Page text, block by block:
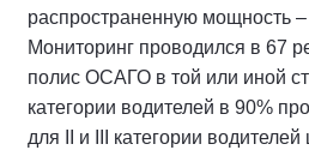
распространенную мощность
Мониторинг проводился в 67
полис ОСАГО в той или иной
категории водителей в 90%
для II и III категории